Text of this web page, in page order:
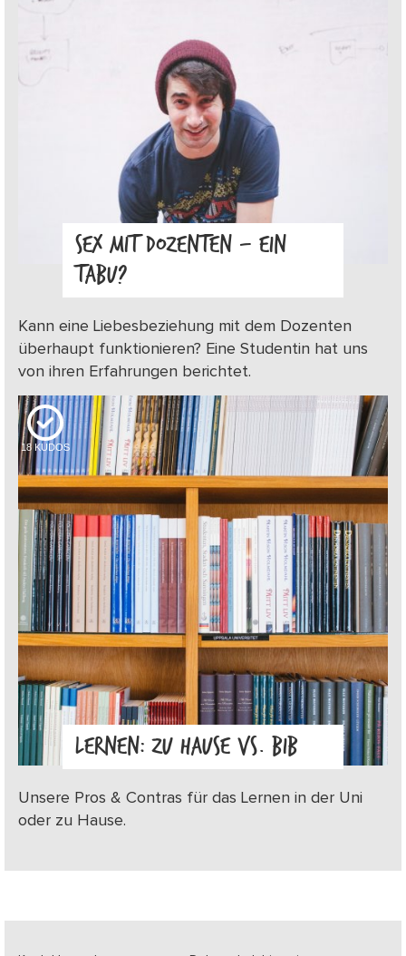
SEX MIT DOZENTEN – EIN
TABU?
Kann eine Liebesbeziehung mit dem Dozenten
überhaupt funktionieren? Eine Studentin hat uns
von ihren Erfahrungen berichtet.
18 KUDOS
LERNEN: ZU HAUSE VS. BIB
Unsere Pros & Contras für das Lernen in der Uni
oder zu Hause.